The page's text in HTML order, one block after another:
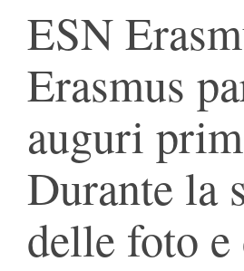
ESN
Erasmus
auguri
Durante la
delle foto